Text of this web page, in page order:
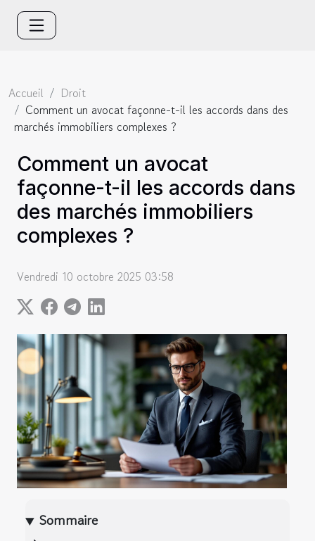
Accueil
Droit
Comment un avocat façonne-t-il les accords dans des
marchés immobiliers complexes ?
Comment un avocat
façonne-t-il les accords dans
des marchés immobiliers
complexes ?
Vendredi 10 octobre 2025 03:58
Sommaire